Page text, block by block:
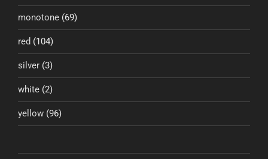
monotone (69)
red (104)
silver (3)
white (2)
yellow (96)